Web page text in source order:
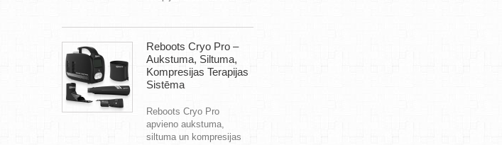
Reboots Cryo Pro –
Aukstuma, Siltuma,
Kompresijas Terapijas
Sistēma
Reboots Cryo Pro
apvieno aukstuma,
siltuma un kompresijas